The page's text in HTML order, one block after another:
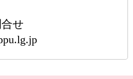
せ